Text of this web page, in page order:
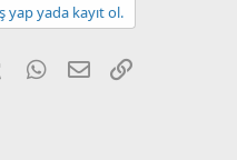
yap yada kayıt ol.
Tumblr WhatsApp
E-posta